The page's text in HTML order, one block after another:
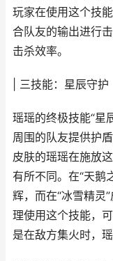
玩家在使用这个技
合队友的输出进行
击杀效率。
| 三技能：星辰守护
瑶瑶的终极技能“星
周围的队友提供护
皮肤的瑶瑶在施放
有所不同。在“天鹅
辉，而在“冰雪精灵
理使用这个技能，
是在敌方集火时，